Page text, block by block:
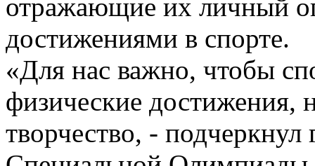
отражающие их личный
достижениями в спорте.
«Для нас важно, чтобы
физические достижения,
творчество, - подчеркнул